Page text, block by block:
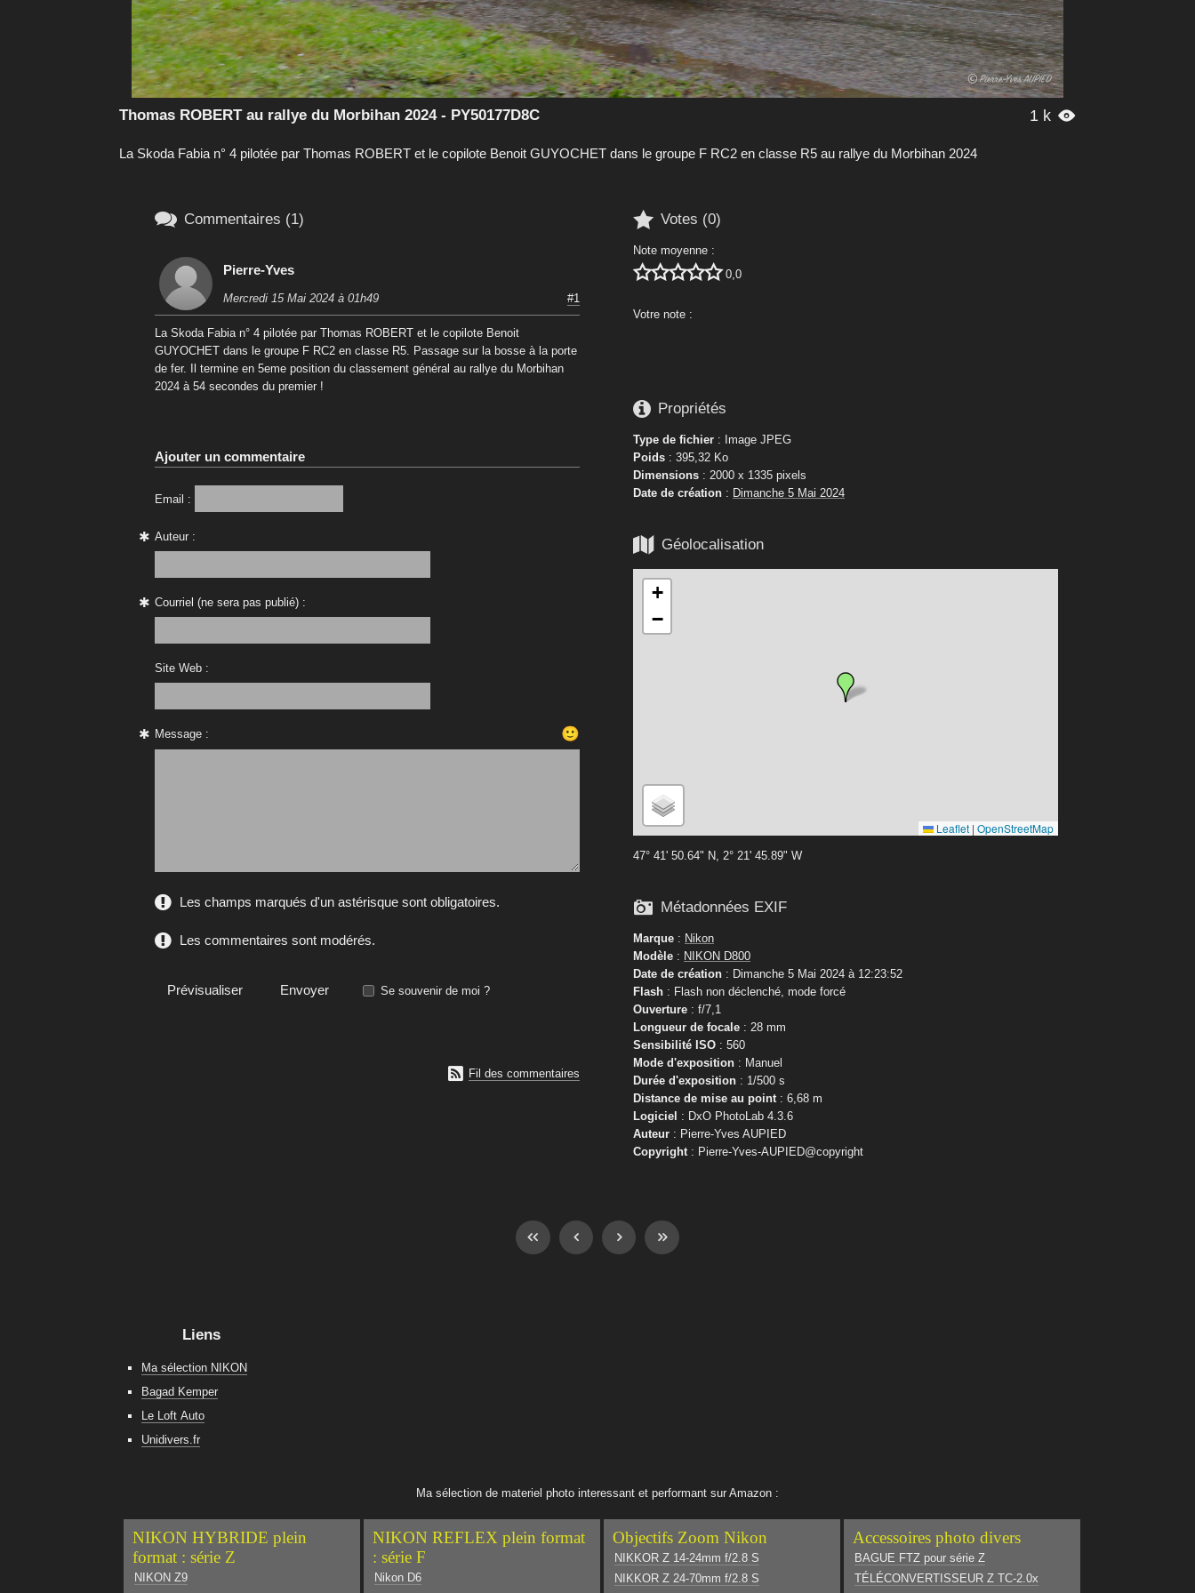
1 k 
Thomas ROBERT au rallye du Morbihan 2024 - PY50177D8C
La Skoda Fabia n° 4 pilotée par Thomas ROBERT et le copilote Benoit GUYOCHET dans le groupe F RC2 en classe R5 au rallye du Morbihan 2024
 Votes (0)
Note moyenne :
 0,0
Votre note :
 Propriétés
Type de fichier : Image JPEG
Poids : 395,32 Ko
Dimensions : 2000 x 1335 pixels
Date de création : Dimanche 5 Mai 2024
 Géolocalisation
+
−
Leaflet | OpenStreetMap
47° 41' 50.64" N, 2° 21' 45.89" W
 Métadonnées EXIF
Marque : Nikon
Modèle : NIKON D800
Date de création : Dimanche 5 Mai 2024 à 12:23:52
Flash : Flash non déclenché, mode forcé
Ouverture : f/7,1
Longueur de focale : 28 mm
Sensibilité ISO : 560
Mode d'exposition : Manuel
Durée d'exposition : 1/500 s
Distance de mise au point : 6,68 m
Logiciel : DxO PhotoLab 4.3.6
Auteur : Pierre-Yves AUPIED
Copyright : Pierre-Yves-AUPIED@copyright
 Commentaires (1)
Pierre-Yves
Mercredi 15 Mai 2024 à 01h49 #1
La Skoda Fabia n° 4 pilotée par Thomas ROBERT et le copilote Benoit
GUYOCHET dans le groupe F RC2 en classe R5. Passage sur la bosse à la porte
de fer. Il termine en 5eme position du classement général au rallye du Morbihan
2024 à 54 secondes du premier !
Ajouter un commentaire
Email :
Auteur :
Courriel (ne sera pas publié) :
Site Web :
Message : 🙂
Les champs marqués d'un astérisque sont obligatoires.
Les commentaires sont modérés.
Se souvenir de moi ?
 Fil des commentaires
Liens
Ma sélection NIKON
Bagad Kemper
Le Loft Auto
Unidivers.fr
Ma sélection de materiel photo interessant et performant sur Amazon :
NIKON HYBRIDE plein
format : série Z
NIKON Z9
NIKON REFLEX plein format
: série F
Nikon D6
Objectifs Zoom Nikon
NIKKOR Z 14-24mm f/2.8 S
NIKKOR Z 24-70mm f/2.8 S
Accessoires photo divers
BAGUE FTZ pour série Z
TÉLÉCONVERTISSEUR Z TC-2.0x